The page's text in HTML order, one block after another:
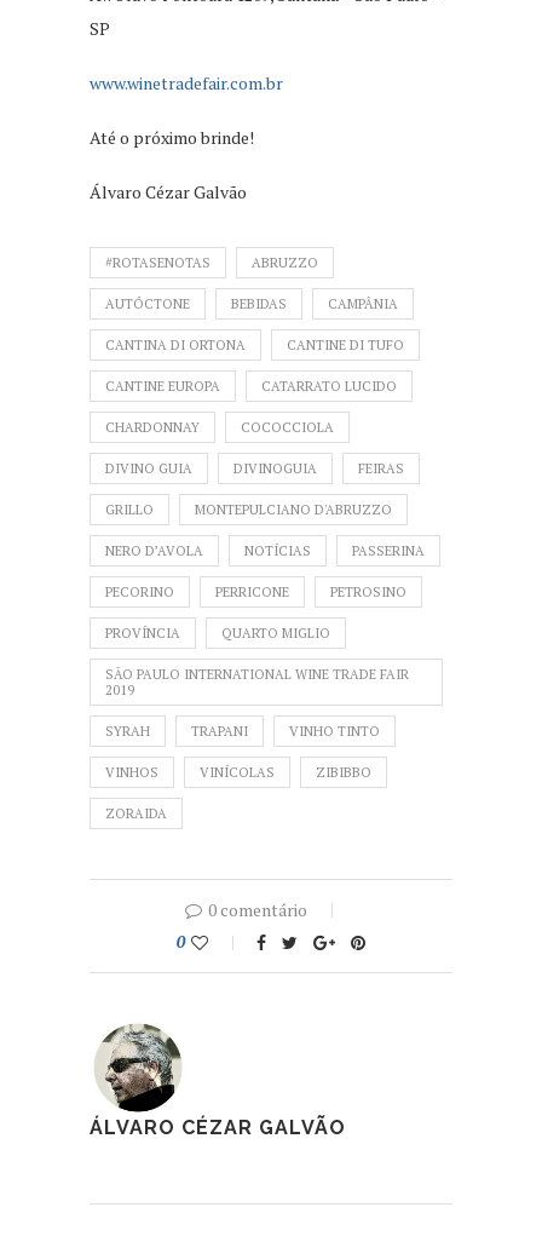
SP
www.winetradefair.com.br
Até o próximo brinde!
Álvaro Cézar Galvão
#ROTASENOTAS ABRUZZO
AUTÓCTONE BEBIDAS CAMPÂNIA
CANTINA DI ORTONA CANTINE DI TUFO
CANTINE EUROPA CATARRATO LUCIDO
CHARDONNAY COCOCCIOLA
DIVINO GUIA DIVINOGUIA FEIRAS
GRILLO MONTEPULCIANO D'ABRUZZO
NERO D’AVOLA NOTÍCIAS PASSERINA
PECORINO PERRICONE PETROSINO
PROVÍNCIA QUARTO MIGLIO
SÃO PAULO INTERNATIONAL WINE TRADE FAIR
2019
SYRAH TRAPANI VINHO TINTO
VINHOS VINÍCOLAS ZIBIBBO
ZORAIDA
0 comentário
0
ÁLVARO CÉZAR GALVÃO